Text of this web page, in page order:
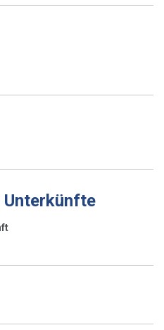
Unterkünfte